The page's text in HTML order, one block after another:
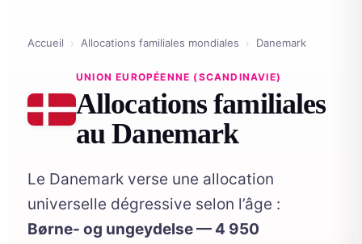
Accueil › Allocations familiales mondiales › Danemark
UNION EUROPÉENNE (SCANDINAVIE)
Allocations familiales
au Danemark
Le Danemark verse une allocation
universelle dégressive selon l’âge :
Børne- og ungeydelse — 4 950